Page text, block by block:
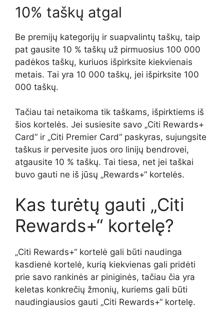
10% taškų atgal
Be premijų kategorijų ir suapvalintų taškų, taip
pat gausite 10 % taškų už pirmuosius 100 000
padėkos taškų, kuriuos išpirksite kiekvienais
metais. Tai yra 10 000 taškų, jei išpirksite 100
000 taškų.
Tačiau tai netaikoma tik taškams, išpirktiems iš
šios kortelės. Jei susiesite savo „Citi Rewards+
Card“ ir „Citi Premier Card“ paskyras, sujungsite
taškus ir pervesite juos oro linijų bendrovei,
atgausite 10 % taškų. Tai tiesa, net jei taškai
buvo gauti ne iš jūsų „Rewards+“ kortelės.
Kas turėtų gauti „Citi
Rewards+“ kortelę?
„Citi Rewards+“ kortelė gali būti naudinga
kasdienė kortelė, kurią kiekvienas gali pridėti
prie savo rankinės ar piniginės, tačiau čia yra
keletas konkrečių žmonių, kuriems gali būti
naudingiausios gauti „Citi Rewards+“ kortelę.